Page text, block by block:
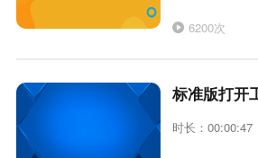
6200次
时长：00:00:47